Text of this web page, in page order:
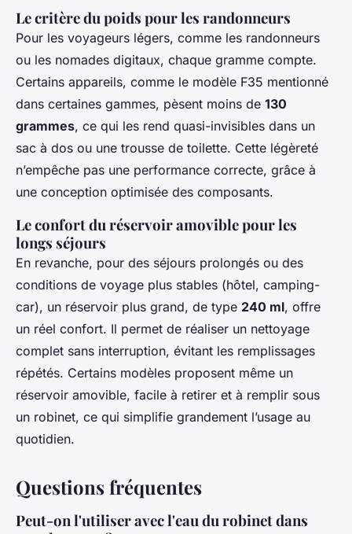
Le critère du poids pour les randonneurs
Pour les voyageurs légers, comme les randonneurs
ou les nomades digitaux, chaque gramme compte.
Certains appareils, comme le modèle F35 mentionné
dans certaines gammes, pèsent moins de 130
grammes, ce qui les rend quasi-invisibles dans un
sac à dos ou une trousse de toilette. Cette légèreté
n’empêche pas une performance correcte, grâce à
une conception optimisée des composants.
Le confort du réservoir amovible pour les
longs séjours
En revanche, pour des séjours prolongés ou des
conditions de voyage plus stables (hôtel, camping-
car), un réservoir plus grand, de type 240 ml, offre
un réel confort. Il permet de réaliser un nettoyage
complet sans interruption, évitant les remplissages
répétés. Certains modèles proposent même un
réservoir amovible, facile à retirer et à remplir sous
un robinet, ce qui simplifie grandement l’usage au
quotidien.
Questions fréquentes
Peut-on l'utiliser avec l'eau du robinet dans